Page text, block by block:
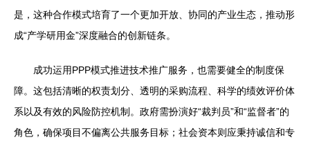
是，这种合作模式培育了一个更加开放、协同的产业生态，推动形
成“产学研用金”深度融合的创新链条。
成功运用PPP模式推进技术推广服务，也需要健全的制度保
障。这包括清晰的权责划分、透明的采购流程、科学的绩效评价体
系以及有效的风险防控机制。政府需扮演好“裁判员”和“监督者”的
角色，确保项目不偏离公共服务目标；社会资本则应秉持诚信和专